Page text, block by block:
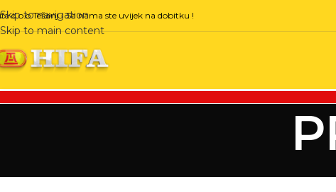
Skip to navigation
Skip to main content
d.o.o Tešanj - Sa nama ste uvijek na dobitku !